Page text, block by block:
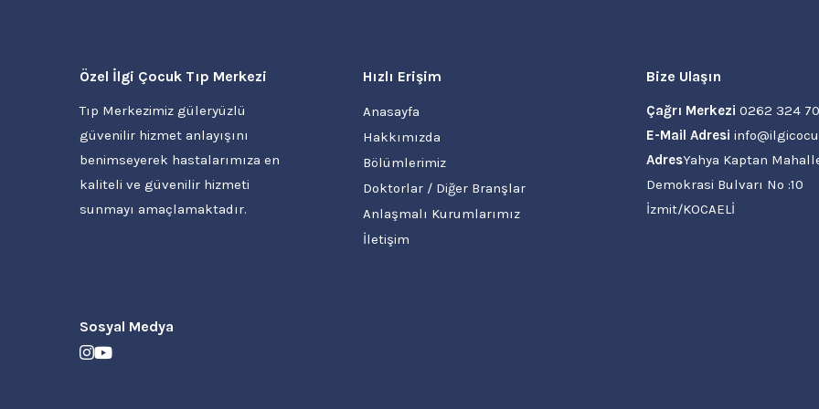
Özel İlgi Çocuk Tıp Merkezi
Tıp Merkezimiz güleryüzlü
güvenilir hizmet anlayışını
benimseyerek hastalarımıza en
kaliteli ve güvenilir hizmeti
sunmayı amaçlamaktadır.
Sosyal Medya
Hızlı Erişim
Anasayfa
Hakkımızda
Bölümlerimiz
Doktorlar / Diğer Branşlar
Anlaşmalı Kurumlarımız
İletişim
Bize Ulaşın
Çağrı Merkezi 0262 324
E-Mail Adresi
AdresYahya Kaptan
Demokrasi Bulvarı No :10
İzmit/KOCAELİ